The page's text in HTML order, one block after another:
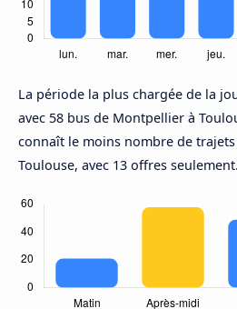
La période la plus chargée de la
avec 58 bus de Montpellier à
connaît le moins nombre de
Toulouse, avec 13 offres seulement.